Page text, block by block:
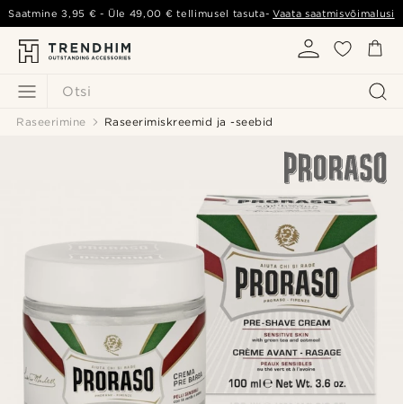
Otsi
Saatmine3,95 € - Üle 49,00 € tellimusel tasuta-Vaata saatmisvõimalusi
Raseerimine Raseerimiskreemid ja -seebid